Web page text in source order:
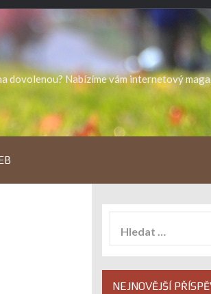
dovolenou? Nabízíme vám internetový
NEJNOVĚJŠÍ